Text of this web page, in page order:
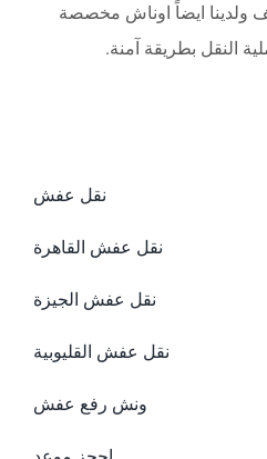
ولدينا ايضاً اوناش مخصصة
النقل بطريقة آمنة.
نقل عفش
نقل عفش القاهرة
نقل عفش الجيزة
نقل عفش القليوبية
ونش رفع عفش